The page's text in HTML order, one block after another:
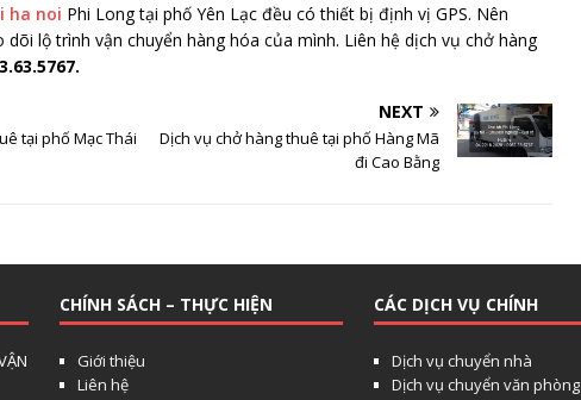
ha noi Phi Long tại phố Yên Lạc đều có thiết bị định vị GPS. Nên
lộ trình vận chuyển hàng hóa của mình. Liên hệ dịch vụ chở hàng
tại phố Mạc Thái
NEXT
Dịch vụ chở hàng thuê tại phố Hàng Mã
đi Cao Bằng
CHÍNH SÁCH – THỰC HIỆN
Giới thiệu
Liên hệ
CÁC DỊCH VỤ CHÍNH
Dịch vụ chuyển nhà
Dịch vụ chuyển văn phòng